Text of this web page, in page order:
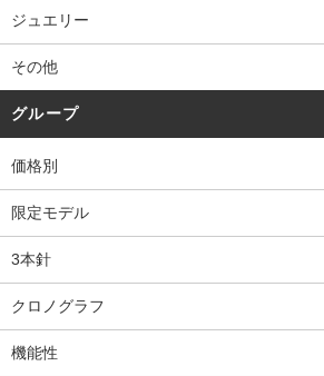
ジュエリー
その他
グループ
価格別
限定モデル
3本針
クロノグラフ
機能性